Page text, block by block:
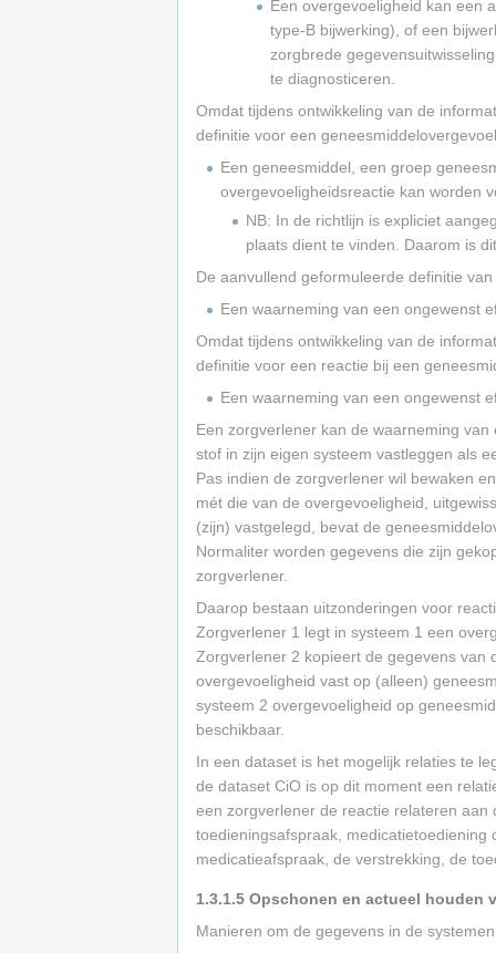
Een overgevoeligheid kan een
type-B bijwerking), of een
zorgbrede
te diagnosticeren.
Omdat tijdens ontwikkeling van de
definitie voor een
Een geneesmiddel, een groep
overgevoeligheidsreactie kan worden
NB: In de richtlijn is expliciet
plaats dient te vinden. Daarom is
De aanvullend geformuleerde definitie
Een waarneming van een ongewenst
Omdat tijdens ontwikkeling van de
definitie voor een reactie bij een
Een waarneming van een ongewenst
Een zorgverlener kan de waarneming
stof in zijn eigen systeem vastleggen als
Pas indien de zorgverlener wil bewaken
mét die van de overgevoeligheid,
(zijn) vastgelegd, bevat de
Normaliter worden gegevens die zijn
zorgverlener.
Daarop bestaan uitzonderingen voor
Zorgverlener 1 legt in systeem 1 een
Zorgverlener 2 kopieert de gegevens van
overgevoeligheid vast op (alleen)
systeem 2 overgevoeligheid op
beschikbaar.
In een dataset is het mogelijk relaties te
de dataset CiO is op dit moment een
een zorgverlener de reactie relateren
toedieningsafspraak,
medicatieafspraak, de verstrekking, de
1.3.1.5 Opschonen en actueel houden
Manieren om de gegevens in de